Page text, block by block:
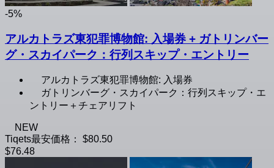
-5%
アルカトラズ東犯罪博物館: 入場券 + ガトリンバー
グ・スカイパーク：行列スキップ・エントリー
アルカトラズ東犯罪博物館: 入場券
ガトリンバーグ・スカイパーク：行列スキップ・エ
ントリー＋チェアリフト
NEW
Tiqets最安価格：
$80.50
$76.48